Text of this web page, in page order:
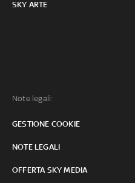
SKY ARTE
Note legali:
GESTIONE COOKIE
NOTE LEGALI
OFFERTA SKY MEDIA